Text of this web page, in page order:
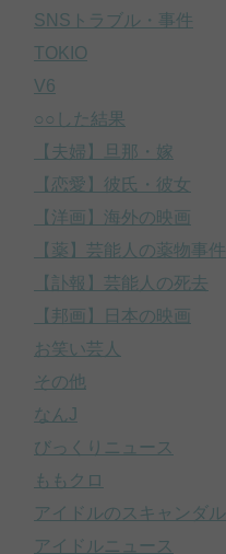
SNSトラブル・事件
TOKIO
V6
○○した結果
【夫婦】旦那・嫁
【恋愛】彼氏・彼女
【洋画】海外の映画
【薬】芸能人の薬物事件
【訃報】芸能人の死去
【邦画】日本の映画
お笑い芸人
その他
なんJ
びっくりニュース
ももクロ
アイドルのスキャンダル
アイドルニュース